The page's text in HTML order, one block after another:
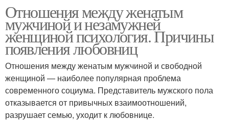
Отношения между женатым
мужчиной и незамужней
женщиной психология. Причины
появления любовниц
Отношения между женатым мужчиной и свободной
женщиной — наиболее популярная проблема
современного социума. Представитель мужского пола
отказывается от привычных взаимоотношений,
разрушает семью, уходит к любовнице.